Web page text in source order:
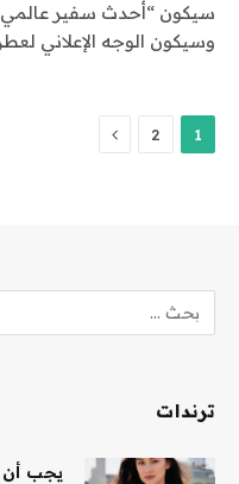
سيكون “أحدث سفير عالمي
وسيكون الوجه الإعلاني
1
2 التالي
ترندات